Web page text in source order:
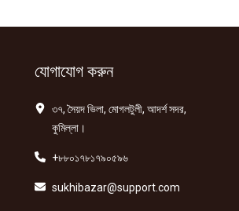
যোগাযোগ করুন
৩৭, সৈয়দ ভিলা, মোগলটুলী, আদর্শ সদর,
কুমিল্লা।
+৮৮০১৭৮১৭৯০৫৯৬
sukhibazar@support.com